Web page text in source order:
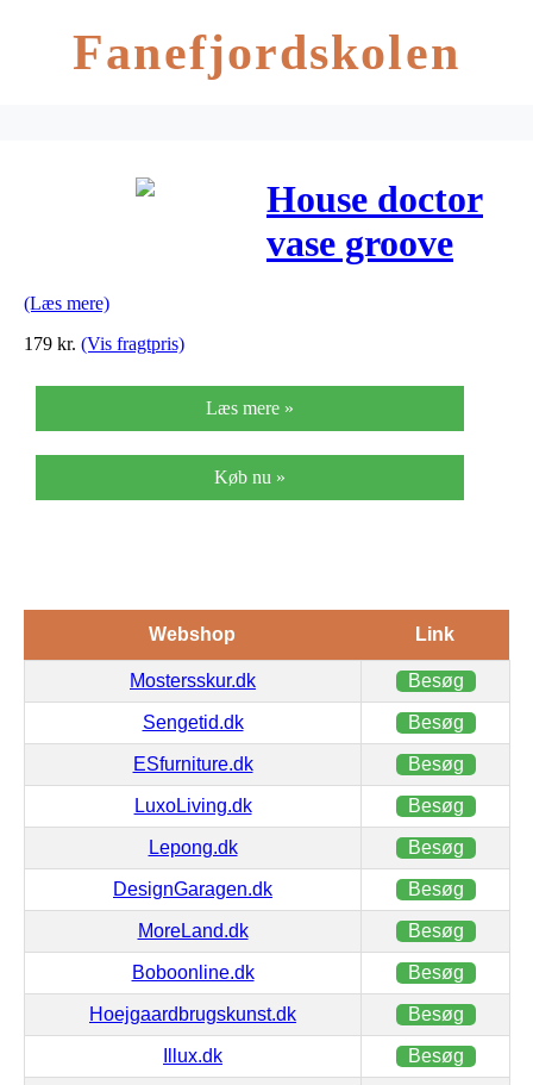
Fanefjordskolen
House doctor
vase groove
(Læs mere)
179 kr. (Vis fragtpris)
Læs mere »
Køb nu »
Webshop Link
Mostersskur.dk Besøg
Sengetid.dk Besøg
ESfurniture.dk Besøg
LuxoLiving.dk Besøg
Lepong.dk Besøg
DesignGaragen.dk Besøg
MoreLand.dk Besøg
Boboonline.dk Besøg
Hoejgaardbrugskunst.dk Besøg
Illux.dk Besøg